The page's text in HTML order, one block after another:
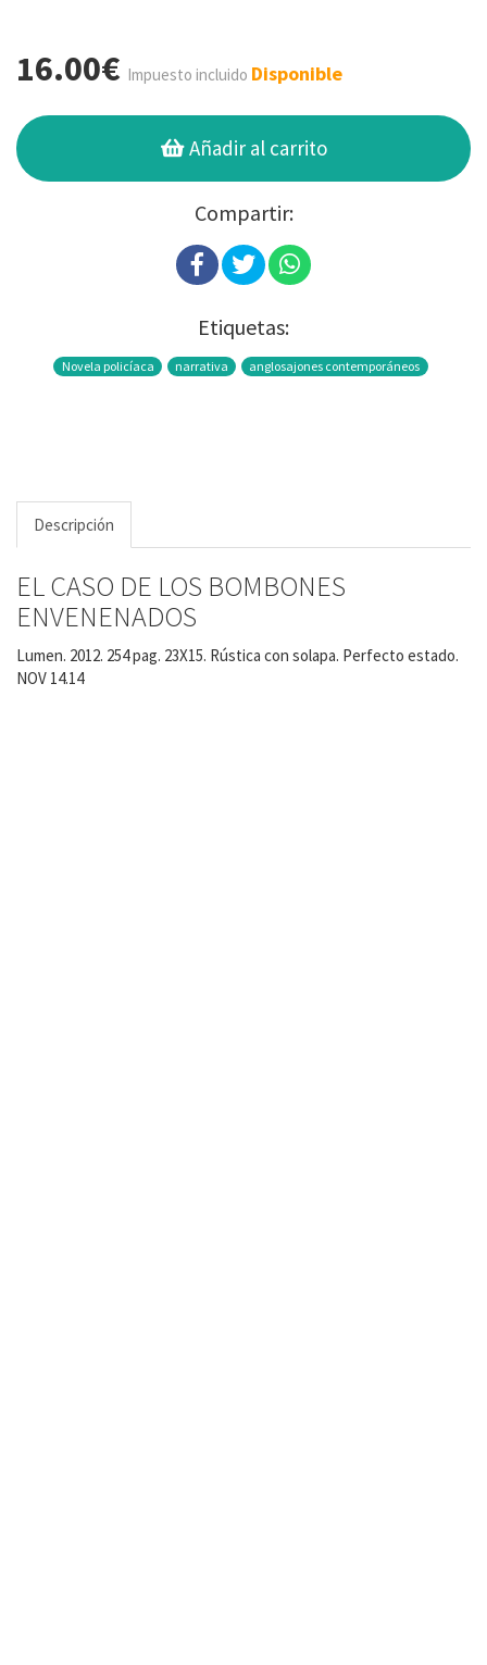
16.00€ Impuesto incluido Disponible
Añadir al carrito
Compartir:
Etiquetas:
Novela policíaca narrativa anglosajones contemporáneos
Descripción
EL CASO DE LOS BOMBONES
ENVENENADOS
Lumen. 2012. 254 pag. 23X15. Rústica con solapa. Perfecto estado.
NOV 14.14